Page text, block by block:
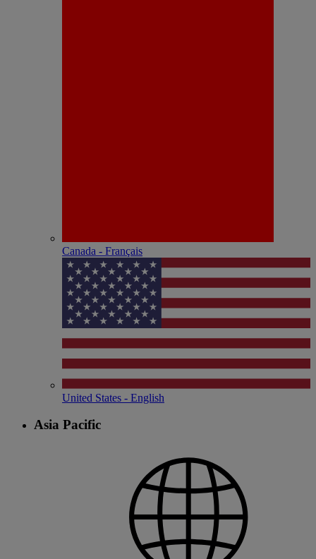
Canada - Français
United States - English
Asia Pacific